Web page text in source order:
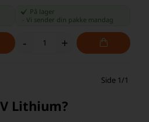
På lager
Vi sender din pakke mandag
- +
Side 1/1
Lithium?